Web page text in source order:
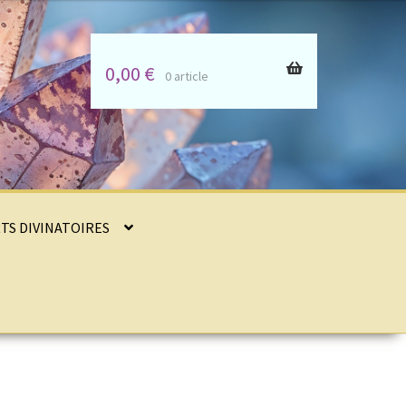
DIVINATOIRES
0,00 € 0 article